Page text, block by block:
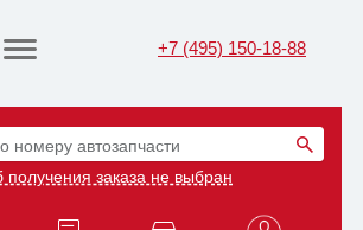
+7 (495) 150-18-88
номеру автозапчасти
получения заказа не выбран